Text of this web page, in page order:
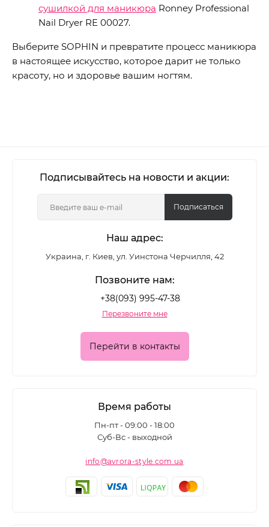
сушилкой для маникюра Ronney Professional
Nail Dryer RE 00027.
Выберите SOPHIN и превратите процесс маникюра
в настоящее искусство, которое дарит не только
красоту, но и здоровье вашим ногтям.
Подписывайтесь на новости и акции:
Подписаться
Наш адрес:
Украина, г. Киев, ул. Уинстона Черчилля, 42
Позвоните нам:
+38(093) 995-47-38
Перезвоните мне
Перейти в контакты
Время работы
Пн-пт - 09:00 - 18:00
Суб-Вс - выходной
info@avrora-style.com.ua